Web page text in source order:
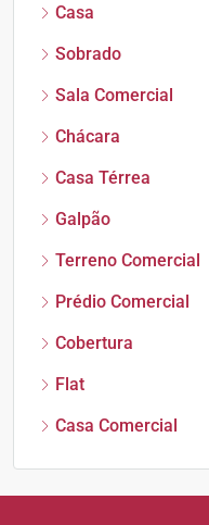
Casa
Sobrado
Sala Comercial
Chácara
Casa Térrea
Galpão
Terreno Comercial
Prédio Comercial
Cobertura
Flat
Casa Comercial